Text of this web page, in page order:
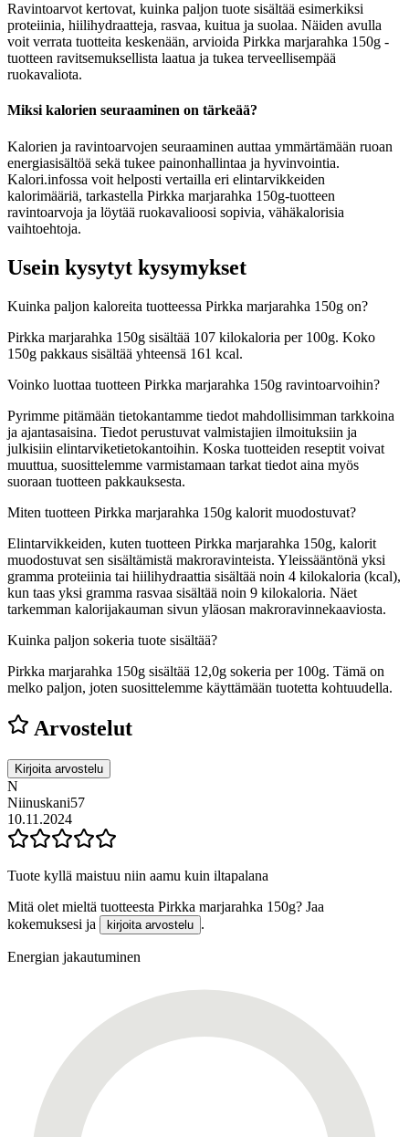
Ravintoarvot kertovat, kuinka paljon tuote sisältää esimerkiksi
proteiinia, hiilihydraatteja, rasvaa, kuitua ja suolaa. Näiden avulla
voit verrata tuotteita keskenään, arvioida Pirkka marjarahka 150g -
tuotteen ravitsemuksellista laatua ja tukea terveellisempää
ruokavaliota.
Miksi kalorien seuraaminen on tärkeää?
Kalorien ja ravintoarvojen seuraaminen auttaa ymmärtämään ruoan
energiasisältöä sekä tukee painonhallintaa ja hyvinvointia.
Kalori.infossa voit helposti vertailla eri elintarvikkeiden
kalorimääriä, tarkastella Pirkka marjarahka 150g-tuotteen
ravintoarvoja ja löytää ruokavalioosi sopivia, vähäkalorisia
vaihtoehtoja.
Usein kysytyt kysymykset
Kuinka paljon kaloreita tuotteessa Pirkka marjarahka 150g on?
Pirkka marjarahka 150g sisältää 107 kilokaloria per 100g. Koko
150g pakkaus sisältää yhteensä 161 kcal.
Voinko luottaa tuotteen Pirkka marjarahka 150g ravintoarvoihin?
Pyrimme pitämään tietokantamme tiedot mahdollisimman tarkkoina
ja ajantasaisina. Tiedot perustuvat valmistajien ilmoituksiin ja
julkisiin elintarviketietokantoihin. Koska tuotteiden reseptit voivat
muuttua, suosittelemme varmistamaan tarkat tiedot aina myös
suoraan tuotteen pakkauksesta.
Miten tuotteen Pirkka marjarahka 150g kalorit muodostuvat?
Elintarvikkeiden, kuten tuotteen Pirkka marjarahka 150g, kalorit
muodostuvat sen sisältämistä makroravinteista. Yleissääntönä yksi
gramma proteiinia tai hiilihydraattia sisältää noin 4 kilokaloria (kcal),
kun taas yksi gramma rasvaa sisältää noin 9 kilokaloria. Näet
tarkemman kalorijakauman sivun yläosan makroravinnekaaviosta.
Kuinka paljon sokeria tuote sisältää?
Pirkka marjarahka 150g sisältää 12,0g sokeria per 100g. Tämä on
melko paljon, joten suosittelemme käyttämään tuotetta kohtuudella.
Arvostelut
Kirjoita arvostelu
N
Niinuskani57
10.11.2024
Tuote kyllä maistuu niin aamu kuin iltapalana
Mitä olet mieltä tuotteesta Pirkka marjarahka 150g? Jaa
kokemuksesi ja
kirjoita arvostelu .
Energian jakautuminen